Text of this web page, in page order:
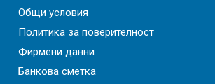
Общи условия
Политика за поверителност
Фирмени данни
Банкова сметка